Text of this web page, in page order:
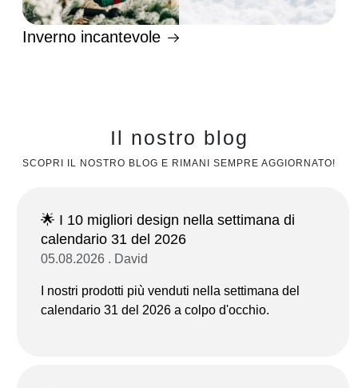
Inverno incantevole
Il nostro blog
SCOPRI IL NOSTRO BLOG E RIMANI SEMPRE AGGIORNATO!
🌟 I 10 migliori design nella settimana di
calendario 31 del 2026
05.08.2026 . David
I nostri prodotti più venduti nella settimana del
calendario 31 del 2026 a colpo d'occhio.